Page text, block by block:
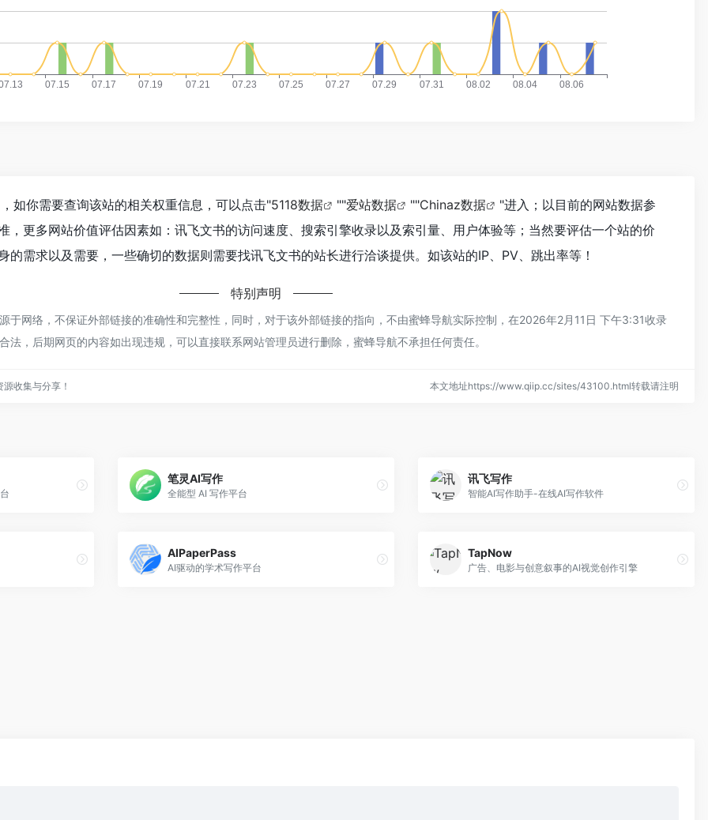
如你需要查询该站的相关权重信息，可以点击"5118数据 ""爱站数据 ""Chinaz数据
"进入；以目前的网站数据参
，更多网站价值评估因素如：讯飞文书的访问速度、搜索引擎收录以及索引量、用户体验等；当然要评估一个站的价
的需求以及需要，一些确切的数据则需要找讯飞文书的站长进行洽谈提供。如该站的IP、PV、跳出率等！
特别声明
于网络，不保证外部链接的准确性和完整性，同时，对于该外部链接的指向，不由蜜蜂导航实际控制，在2026年2月11日 下午3:31收录
法，后期网页的内容如出现违规，可以直接联系网站管理员进行删除，蜜蜂导航不承担任何责任。
收集与分享！ 本文地址https://www.qiip.cc/sites/43100.html转载请注明
笔灵AI写作
全能型 AI 写作平台
讯飞写作
智能AI写作助手-在线AI写作软件
AIPaperPass
AI驱动的学术写作平台
TapNow
广告、电影与创意叙事的AI视觉创作引擎